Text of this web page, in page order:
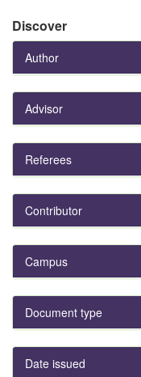
Discover
Author
Advisor
Referees
Contributor
Campus
Document type
Date issued